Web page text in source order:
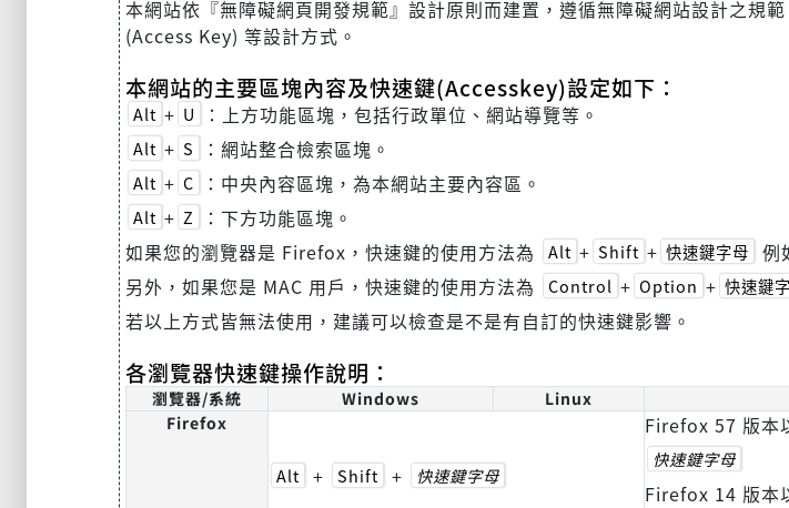
本網站依『無障礙網頁開發規範』設計原則而建置，遵循無障礙網站設計之
(Access Key) 等設計方式。
本網站的主要區塊內容及快速鍵(Accesskey)設定如下：
Alt + U ：上方功能區塊，包括行政單位、網站導覽等。
Alt + S ：網站整合檢索區塊。
Alt + C ：中央內容區塊，為本網站主要內容區。
Alt + Z
：下方功能區塊。
如果您的瀏覽器是 Firefox，快速鍵的使用方法為
Alt + Shift + 快速鍵字母 例
另外，如果您是 MAC 用戶，快速鍵的使用方法為
Control + Option + 快速鍵
若以上方式皆無法使用，建議可以檢查是不是有自訂的快速鍵影響。
各瀏覽器快速鍵操作說明：
瀏覽器/系統 Windows Linux
Firefox
Alt + Shift + 快速鍵字母
Firefox 57 版本
快速鍵字母
Firefox 14 版本